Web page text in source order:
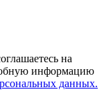
на
информацию
данных.